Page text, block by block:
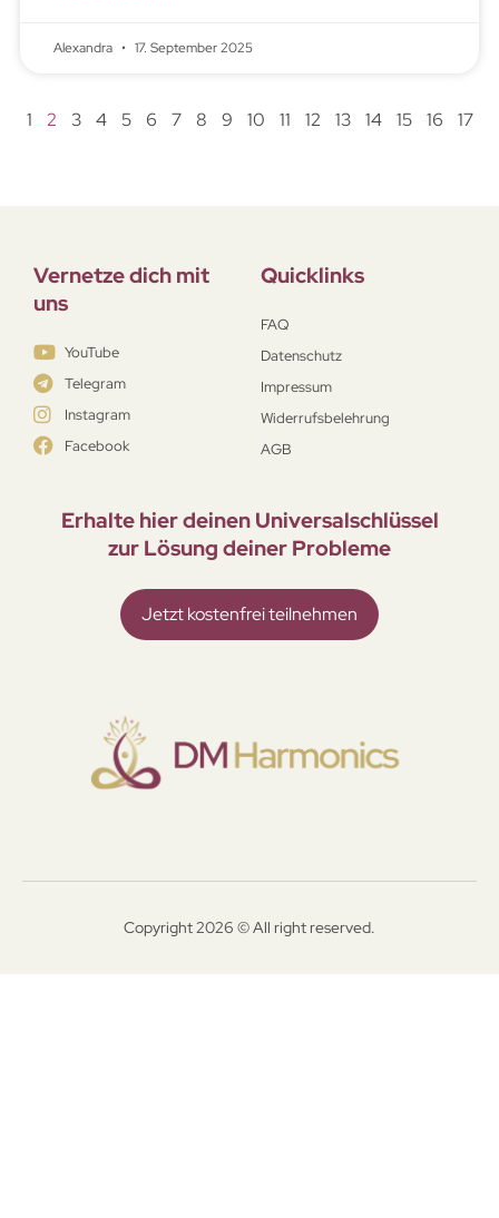
Alexandra 17. September 2025
1 2 3 4 5 6 7 8 9 10 11 12 13 14 15 16 17
Vernetze dich mit
uns
YouTube
Telegram
Instagram
Facebook
Quicklinks
FAQ
Datenschutz
Impressum
Widerrufsbelehrung
AGB
Erhalte hier deinen Universal­schlüssel
zur Lösung deiner Probleme
Jetzt kostenfrei teilnehmen
Copyright 2026 © All right reserved.